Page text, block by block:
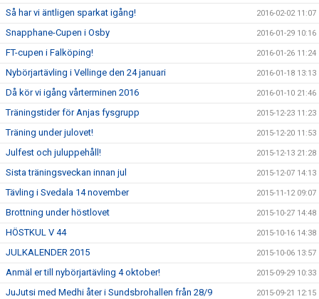
Så har vi äntligen sparkat igång! 2016-02-02 11:07
Snapphane-Cupen i Osby 2016-01-29 10:16
FT-cupen i Falköping! 2016-01-26 11:24
Nybörjartävling i Vellinge den 24 januari 2016-01-18 13:13
Då kör vi igång vårterminen 2016 2016-01-10 21:46
Träningstider för Anjas fysgrupp 2015-12-23 11:23
Träning under julovet! 2015-12-20 11:53
Julfest och juluppehåll! 2015-12-13 21:28
Sista träningsveckan innan jul 2015-12-07 14:13
Tävling i Svedala 14 november 2015-11-12 09:07
Brottning under höstlovet 2015-10-27 14:48
HÖSTKUL V 44 2015-10-16 14:38
JULKALENDER 2015 2015-10-06 13:57
Anmäl er till nybörjartävling 4 oktober! 2015-09-29 10:33
JuJutsi med Medhi åter i Sundsbrohallen från 28/9 2015-09-21 12:15